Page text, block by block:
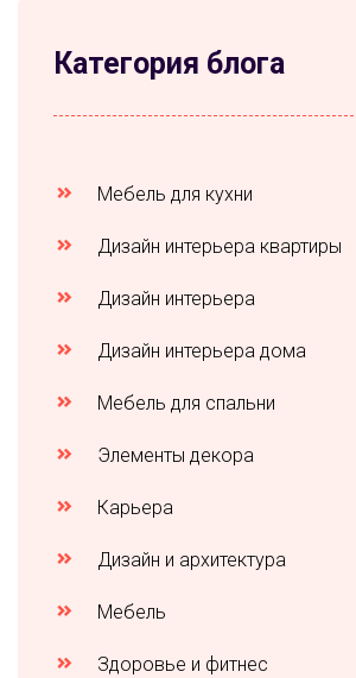
Категория блога
Мебель для кухни
Дизайн интерьера квартиры
Дизайн интерьера
Дизайн интерьера дома
Мебель для спальни
Элементы декора
Карьера
Дизайн и архитектура
Мебель
Здоровье и фитнес